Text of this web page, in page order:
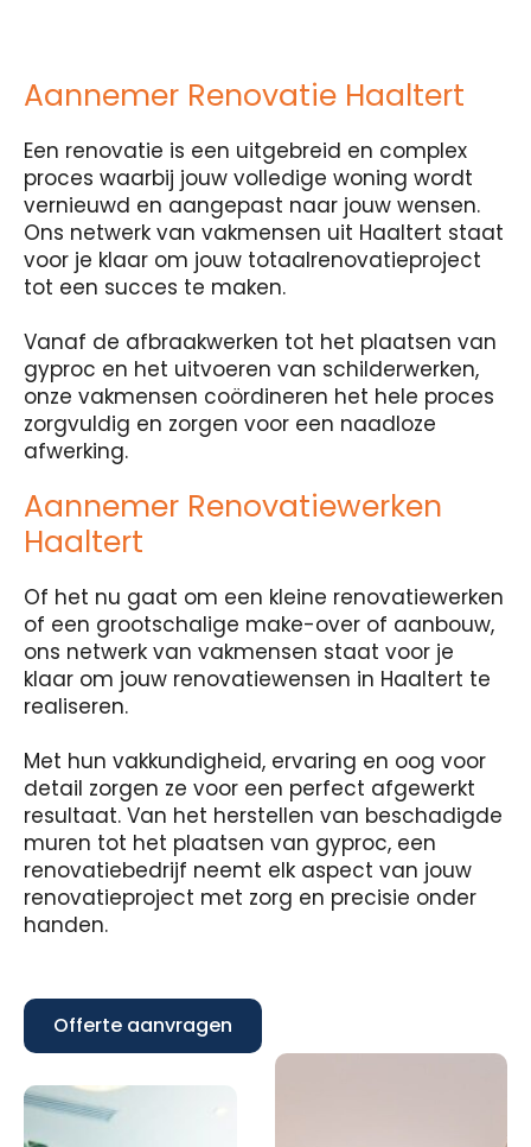
Aannemer Renovatie Haaltert
Een renovatie is een uitgebreid en complex
proces waarbij jouw volledige woning wordt
vernieuwd en aangepast naar jouw wensen.
Ons netwerk van vakmensen uit Haaltert staat
voor je klaar om jouw totaalrenovatieproject
tot een succes te maken.
Vanaf de afbraakwerken tot het plaatsen van
gyproc en het uitvoeren van schilderwerken,
onze vakmensen coördineren het hele proces
zorgvuldig en zorgen voor een naadloze
afwerking.
Aannemer Renovatiewerken
Haaltert
Of het nu gaat om een kleine renovatiewerken
of een grootschalige make-over of aanbouw,
ons netwerk van vakmensen staat voor je
klaar om jouw renovatiewensen in Haaltert te
realiseren.
Met hun vakkundigheid, ervaring en oog voor
detail zorgen ze voor een perfect afgewerkt
resultaat. Van het herstellen van beschadigde
muren tot het plaatsen van gyproc, een
renovatiebedrijf neemt elk aspect van jouw
renovatieproject met zorg en precisie onder
handen.
Offerte aanvragen